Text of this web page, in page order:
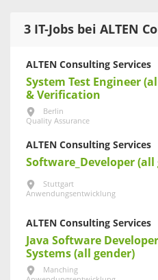
3 IT-Jobs bei ALTEN
ALTEN Consulting Services
System Test Engineer
& Verification
Berlin
Quality Assurance
ALTEN Consulting Services
Software_Developer (all
Stuttgart
Anwendungsentwicklung
ALTEN Consulting Services
Java Software
Systems (all gender)
Manching